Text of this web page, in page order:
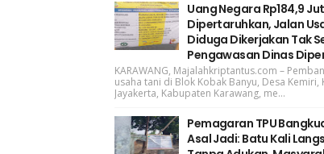
Uang Negara Rp184,9
Dipertaruhkan, Jalan
Diduga Dikerjakan Tak
Pengawasan Dinas
KARAWANG, Majalahkriptantus.com –
usaha tani di Blok Kobak Banyu, Desa Kemiri,
Jayakerta, Kabupaten Karawang, me...
Pemagaran TPU
Asal Jadi: Batu Kali